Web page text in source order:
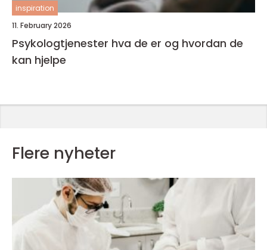
inspiration
11. February 2026
Psykologtjenester hva de er og hvordan de
kan hjelpe
Flere nyheter